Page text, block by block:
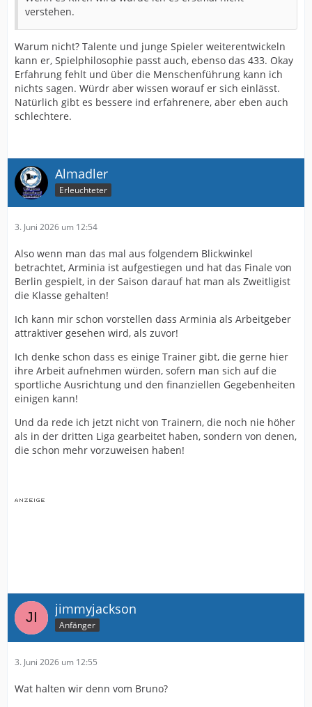
verstehen.
Warum nicht? Talente und junge Spieler weiterentwickeln
kann er, Spielphilosophie passt auch, ebenso das 433. Okay
Erfahrung fehlt und über die Menschenführung kann ich
nichts sagen. Würdr aber wissen worauf er sich einlässt.
Natürlich gibt es bessere ind erfahrenere, aber eben auch
schlechtere.
Almadler
Erleuchteter
3. Juni 2026 um 12:54
Also wenn man das mal aus folgendem Blickwinkel
betrachtet, Arminia ist aufgestiegen und hat das Finale von
Berlin gespielt, in der Saison darauf hat man als Zweitligist
die Klasse gehalten!
Ich kann mir schon vorstellen dass Arminia als Arbeitgeber
attraktiver gesehen wird, als zuvor!
Ich denke schon dass es einige Trainer gibt, die gerne hier
ihre Arbeit aufnehmen würden, sofern man sich auf die
sportliche Ausrichtung und den finanziellen Gegebenheiten
einigen kann!
Und da rede ich jetzt nicht von Trainern, die noch nie höher
als in der dritten Liga gearbeitet haben, sondern von denen,
die schon mehr vorzuweisen haben!
jimmyjackson
Anfänger
3. Juni 2026 um 12:55
Wat halten wir denn vom Bruno?